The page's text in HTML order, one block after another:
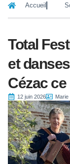
Accueil
Total
et
Cézac
12 juin 2026 Marie